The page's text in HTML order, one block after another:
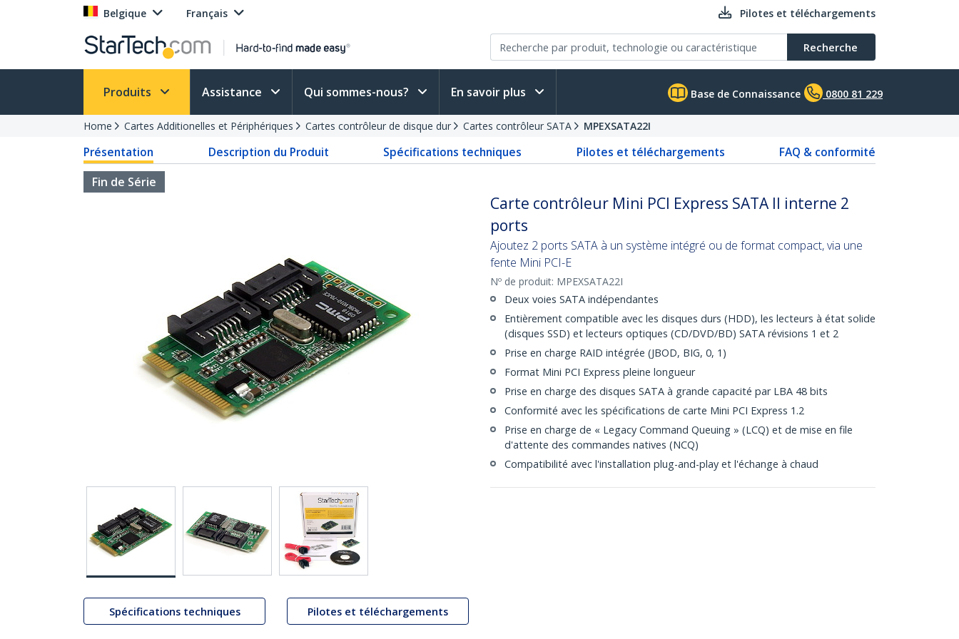
Belgique Français Pilotes et téléchargements
Recherche
Produits Assistance Qui sommes-nous? En savoir plus Base de Connaissance 0800 81 229
Home Cartes Additionelles et Périphériques Cartes contrôleur de disque dur Cartes contrôleur SATA MPEXSATA22I
Présentation Description du Produit Spécifications techniques Pilotes et téléchargements
FAQ & conformité
Fin de Série
Spécifications techniques Pilotes et téléchargements
Carte contrôleur Mini PCI Express SATA II interne 2
ports
Ajoutez 2 ports SATA à un système intégré ou de format compact, via une
fente Mini PCI-E
Nº de produit: MPEXSATA22I
Deux voies SATA indépendantes
Entièrement compatible avec les disques durs (HDD), les lecteurs à état solide
(disques SSD) et lecteurs optiques (CD/DVD/BD) SATA révisions 1 et 2
Prise en charge RAID intégrée (JBOD, BIG, 0, 1)
Format Mini PCI Express pleine longueur
Prise en charge des disques SATA à grande capacité par LBA 48 bits
Conformité avec les spécifications de carte Mini PCI Express 1.2
Prise en charge de « Legacy Command Queuing » (LCQ) et de mise en file
d'attente des commandes natives (NCQ)
Compatibilité avec l'installation plug-and-play et l'échange à chaud